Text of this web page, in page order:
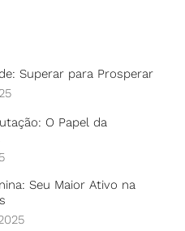
Superar para Prosperar
O Papel da
Seu Maior Ativo na